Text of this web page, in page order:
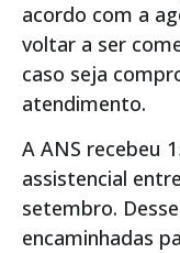
acordo com a
voltar a ser
caso seja
atendimento.
A ANS recebeu
assistencial
setembro.
encaminhadas